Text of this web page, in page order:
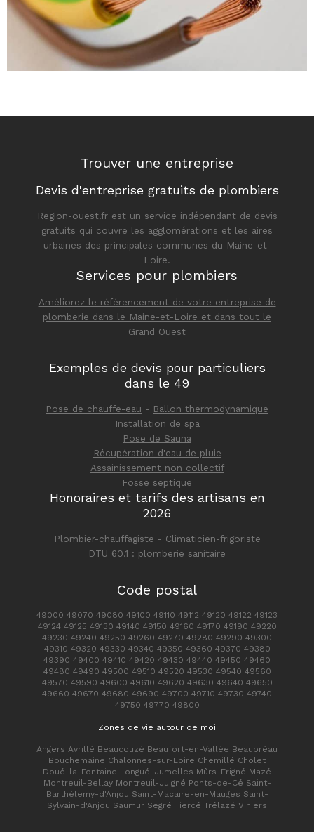
Trouver une entreprise
Devis d'entreprise gratuits de plombiers
Region-ouest.fr est un service indépendant de devis
gratuits qui couvre les agglomérations et les aires
urbaines des principales communes du Maine-et-
Loire.
Services pour plombiers
Améliorez le référencement de votre entreprise de
plomberie dans le Maine-et-Loire et dans tout le
Grand Ouest
Exemples de devis pour particuliers
dans le 49
Pose de chauffe-eau - Ballon thermodynamique
Installation de spa
Pose de Sauna
Récupération d'eau de pluie
Assainissement non collectif
Fosse septique
Honoraires et tarifs des artisans en
2026
Plombier-chauffagiste - Climaticien-frigoriste
DTU 60.1 : plomberie sanitaire
Code postal
49000 49070 49080 49100 49110 49112 49120 49122 49123
49124 49125 49130 49140 49150 49160 49170 49190 49220
49230 49240 49250 49260 49270 49280 49290 49300
49310 49320 49330 49340 49350 49360 49370 49380
49390 49400 49410 49420 49430 49440 49450 49460
49480 49490 49500 49510 49520 49530 49540 49560
49570 49590 49600 49610 49620 49630 49640 49650
49660 49670 49680 49690 49700 49710 49730 49740
49750 49770 49800
Zones de vie autour de moi
Angers Avrillé Beaucouzé Beaufort-en-Vallée Beaupréau
Bouchemaine Chalonnes-sur-Loire Chemillé Cholet
Doué-la-Fontaine Longué-Jumelles Mûrs-Erigné Mazé
Montreuil-Bellay Montreuil-Juigné Ponts-de-Cé Saint-
Barthélemy-d'Anjou Saint-Macaire-en-Mauges Saint-
Sylvain-d'Anjou Saumur Segré Tiercé Trélazé Vihiers